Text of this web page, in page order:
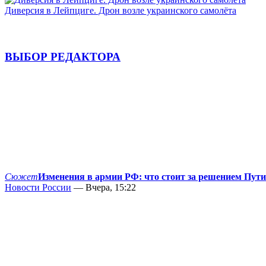
Диверсия в Лейпциге. Дрон возле украинского самолёта
ВЫБОР РЕДАКТОРА
СюжетИзменения в армии РФ: что стоит за решением
Новости России — Вчера, 15:22